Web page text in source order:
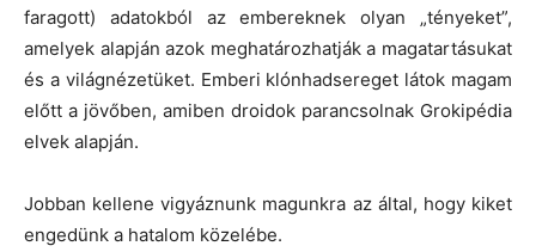
faragott) adatokból az embereknek olyan „tényeket”,
amelyek alapján azok meghatározhatják a magatartásukat
és a világnézetüket. Emberi klónhadsereget látok magam
előtt a jövőben, amiben droidok parancsolnak Grokipédia
elvek alapján.
Jobban kellene vigyáznunk magunkra az által, hogy kiket
engedünk a hatalom közelébe.